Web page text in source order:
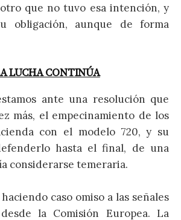
que no tuvo esa intención, y
obligación, aunque de forma
LUCHA CONTINÚA
ante una resolución que
más, el empecinamiento de los
con el modelo 720, y su
hasta el final, de una
considerarse temeraria.
caso omiso a las señales
la Comisión Europea. La